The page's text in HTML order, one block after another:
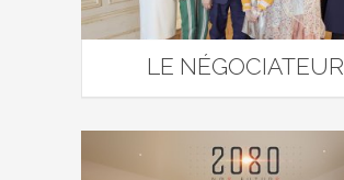
LE NÉGOCIATEUR